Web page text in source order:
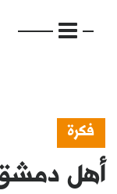
الرئيسية
فكرة